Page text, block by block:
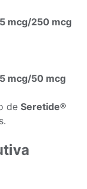
mcg/250 mcg
mcg/50 mcg
de Seretide®